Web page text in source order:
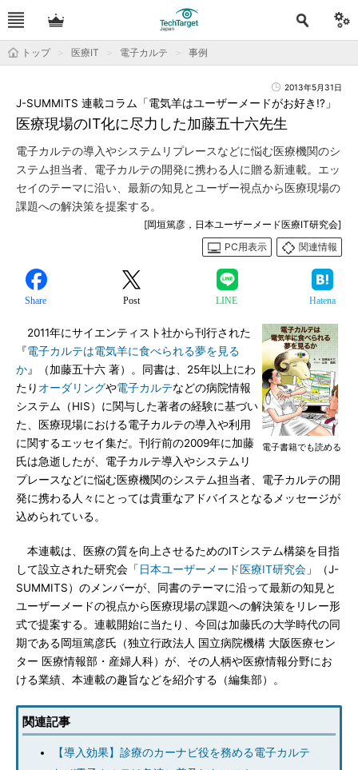
トップ 医療IT 電子カルテ 事例
2013年5月31日
医療現場のIT化に尽力した加藤五十六先生
J-SUMMITS 連載コラム「電気羊はユーザーメードがお好き!?」
電子カルテの導入やシステムリプレースなどに悩む医療機関のシ
ステム担当者、電子カルテの開発に携わる人に贈る新連載。エッ
セイのテーマに沿い、最新の知見とユーザー視点から医療現場の
課題への解決策を提案する。
[岡垣篤彦，日本ユーザーメード医療IT研究会]
PC用表示
関連情報
Share Post LINE Hatena
電子書籍でも読める
2011年にサイエンティスト社から刊行された
『電子カルテは電気羊に食べられる夢を見る
か』（加藤五十六 著）。同書は、25年以上にわ
たり オーダリングや電子カルテなどの病院情報
システム（HIS）に関与した著者の経験に基づい
た、医療現場における電子カルテの導入や利用
に関するエッセイ集だ。刊行前の2009年に加藤
氏は急逝したが、電子カルテ導入やシステムリ
プレースなどに悩む医療機関のシステム担当者、電子カルテの開
発に携わる人々にとっては貴重なアドバイスとなるメッセージが
込められている。
本連載は、医療の質を向上させるためのITシステム構築を目指
して設立された研究会「 日本ユーザーメード医療IT研究会 」（J-
SUMMITS）のメンバーが、同書のテーマに沿って最新の知見と
ユーザーメードの視点から医療現場の課題への解決策をリレー形
式で提案する。連載開始に当たり、今回は加藤氏の大学時代の同
期である岡垣篤彦氏（独立行政法人 国立病院機構 大阪医療セン
ター 医療情報部・産婦人科）が、その人柄や医療情報分野にお
ける業績、本連載の趣旨などを紹介する（編集部）。
関連記事
【導入効果】診療のカーナビ役を務める電子カルテ